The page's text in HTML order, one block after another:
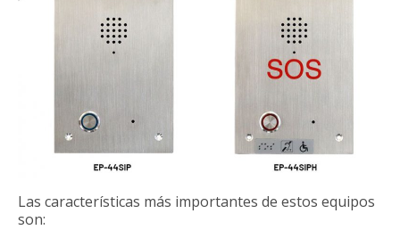
Las características más importantes de estos equipos
son: